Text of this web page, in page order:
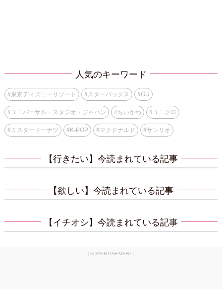
人気のキーワード
#東京ディズニーリゾート #スターバックス #GU
#ユニバーサル・スタジオ・ジャパン #ちいかわ #ユニクロ
#ミスタードーナツ #K-POP #マクドナルド #サンリオ
【行きたい】今読まれている記事
【欲しい】今読まれている記事
【イチオシ】今読まれている記事
[ADVERTISEMENT]